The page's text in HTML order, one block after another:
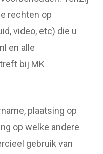
rechten op
video, etc) die u
en alle
bij MK
plaatsing op
op welke andere
gebruik van